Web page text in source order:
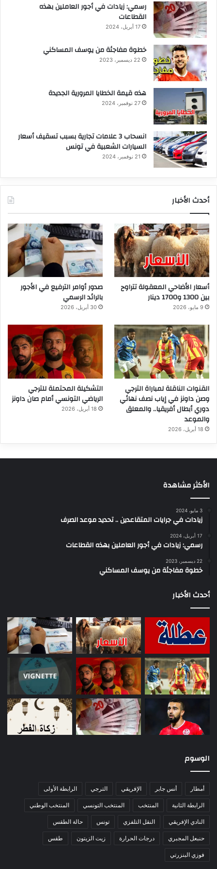
رسمي: زيادات في أجور العاملين بهذه
القطاعات
17 أبريل، 2024
خطوة مفاجئة من يوسف المساكني
22 ديسمبر، 2023
هذه قيمة الخطايا المرورية الجديدة
27 نوفمبر، 2024
انسحاب 3 علامات تجارية بسبب تسقيف أسعار
السيارات الشعبية في تونس
21 نوفمبر، 2024
أحدث الأخبار
أسعار الأضاحي المعقولة تتراوح
بين 1300 و1700 دينار
9 مايو، 2026
صدور أوامر الترفيع في الأجور
بالرائد الرسمي
30 أبريل، 2026
القنوات الناقلة لمباراة الترجي
وصن داونز في إياب نصف نهائي
دوري أبطال أفريقيا.. والمعلق
والموعد
18 أبريل، 2026
التشكيلة المحتملة للترجي
الرياضي التونسي أمام صان داونز
18 أبريل، 2026
الأكثر مشاهدة
3 مايو، 2024
زيادات في جرايات المتقاعدين .. تحديد موعد الصرف
17 أبريل، 2024
رسمي: زيادات في أجور العاملين بهذه القطاعات
22 ديسمبر، 2023
خطوة مفاجئة من يوسف المساكني
أحدث الأخبار
الوسوم
أمطار أنس جابر الإفريقي الترجي الرابطة الأولى
الرابطة الثانية المنتخب المنتخب التونسي المنتخب الوطني
النادي الإفريقي النقل التلفزي تونس حالة الطقس
حنبعل المجبري درجات الحرارة زيت الزيتون طقس
فوزي البنزرتي